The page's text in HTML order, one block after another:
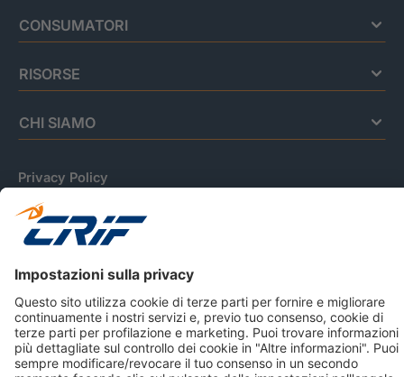
CONSUMATORI
RISORSE
CHI SIAMO
Privacy Policy
Informativa Dati Personali
CRIF Business Ethics
Informativa Privacy Relativa Al Sistema Di Informazioni
© 2026 CRIF S.p.A. Tutti i diritti riservati.